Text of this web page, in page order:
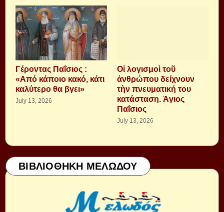
Γέροντας Παΐσιος :
«Από κάποιο κακό, κάτι
καλύτερο θα βγει»
July 13, 2026
Οἱ λογισμοὶ τοῦ
ἀνθρώπου δείχνουν
τὴν πνευματική του
κατάσταση. Ἁγιος
Παΐσιος
July 13, 2026
ΒΙΒΛΙΟΘΗΚΗ ΜΕΛΩΔΟΥ